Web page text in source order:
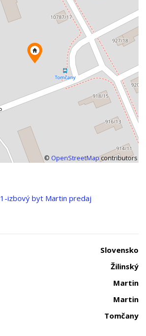
© OpenStreetMapcontributors
1-izbový byt Martin predaj
Slovensko
Žilinský
Martin
Martin
Tomčany